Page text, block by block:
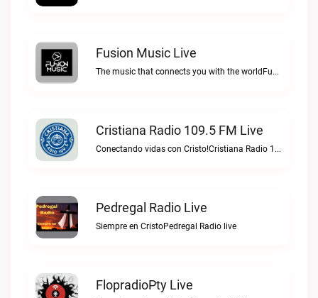
Fusion Music Live
The music that connects you with the worldFusion Music live
Cristiana Radio 109.5 FM Live
Conectando vidas con Cristo!Cristiana Radio 109.5 FM live
Pedregal Radio Live
Siempre en CristoPedregal Radio live
FlopradioPty Live